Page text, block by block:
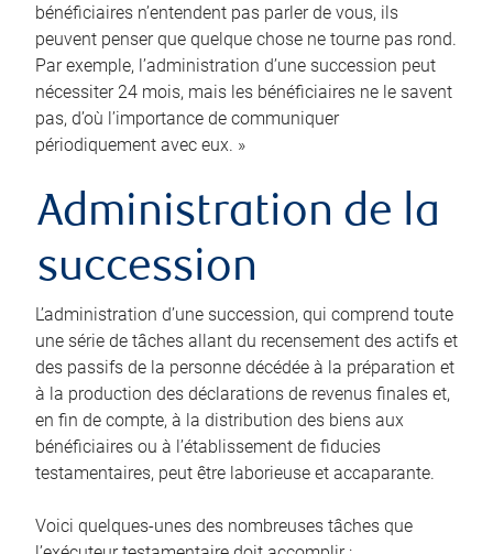
bénéficiaires n’entendent pas parler de vous, ils
peuvent penser que quelque chose ne tourne pas rond.
Par exemple, l’administration d’une succession peut
nécessiter 24 mois, mais les bénéficiaires ne le savent
pas, d’où l’importance de communiquer
périodiquement avec eux. »
Administration de la
succession
L’administration d’une succession, qui comprend toute
une série de tâches allant du recensement des actifs et
des passifs de la personne décédée à la préparation et
à la production des déclarations de revenus finales et,
en fin de compte, à la distribution des biens aux
bénéficiaires ou à l’établissement de fiducies
testamentaires, peut être laborieuse et accaparante.
Voici quelques-unes des nombreuses tâches que